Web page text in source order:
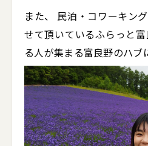
また、 民泊・コワーキン
せて頂いているふらっと